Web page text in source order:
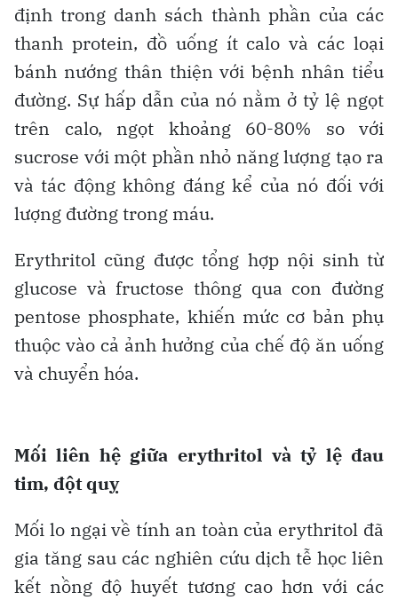
định trong danh sách thành phần của các
thanh protein, đồ uống ít calo và các loại
bánh nướng thân thiện với bệnh nhân tiểu
đường. Sự hấp dẫn của nó nằm ở tỷ lệ ngọt
trên calo, ngọt khoảng 60-80% so với
sucrose với một phần nhỏ năng lượng tạo ra
và tác động không đáng kể của nó đối với
lượng đường trong máu.
Erythritol cũng được tổng hợp nội sinh từ
glucose và fructose thông qua con đường
pentose phosphate, khiến mức cơ bản phụ
thuộc vào cả ảnh hưởng của chế độ ăn uống
và chuyển hóa.
Mối liên hệ giữa erythritol và tỷ lệ đau
tim, đột quỵ
Mối lo ngại về tính an toàn của erythritol đã
gia tăng sau các nghiên cứu dịch tễ học liên
kết nồng độ huyết tương cao hơn với các